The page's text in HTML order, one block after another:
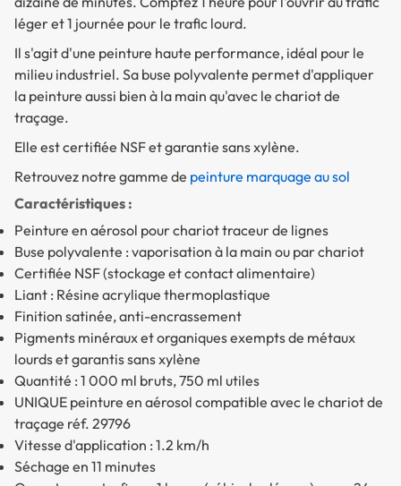
léger et 1 journée pour le trafic lourd.
Il s'agit d'une peinture haute performance, idéal pour le
milieu industriel. Sa buse polyvalente permet d'appliquer
la peinture aussi bien à la main qu'avec le chariot de
traçage.
Elle est certifiée NSF et garantie sans xylène.
Retrouvez notre gamme de peinture marquage au sol
Caractéristiques :
Peinture en aérosol pour chariot traceur de lignes
Buse polyvalente : vaporisation à la main ou par chariot
Certifiée NSF (stockage et contact alimentaire)
Liant : Résine acrylique thermoplastique
Finition satinée, anti-encrassement
Pigments minéraux et organiques exempts de métaux
lourds et garantis sans xylène
Quantité : 1 000 ml bruts, 750 ml utiles
UNIQUE peinture en aérosol compatible avec le chariot de
traçage réf. 29796
Vitesse d'application : 1.2 km/h
Séchage en 11 minutes